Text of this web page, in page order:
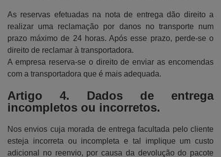
As reservas efetuadas na nota de entrega dão direito a
realizar uma reclamação por danos no transporte num
prazo máximo de 24 horas. Após esse prazo, perde-se o
direito de reclamar à transportadora.
A empresa reserva-se o direito de enviar as encomendas
com a transportadora que é mais adequada.
Artigo 4. Dados de entrega
incompletos ou incorretos.
Nos envios cuja morada de entrega facultada pelo cliente
esteja incorreta ou incompleta e tal implique um custo
adicional no reenvio, por causa da devolução do pacote